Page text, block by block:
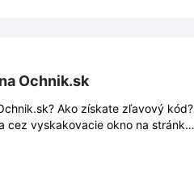
Ochnik.sk
Ako získate zľavový kód?
cez vyskakovacie okno na stránke
zľavách a exkluzívnych